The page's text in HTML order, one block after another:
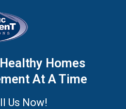
Homes
At A Time
Us Now!